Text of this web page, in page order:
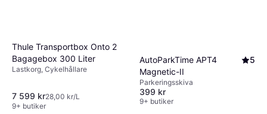
Motul MC Care C2+ Chain
Lube Road
Bilvård & Rengöring
118 kr294,00 kr/L
9+ butiker
Thule Transportbox Onto 2
Bagagebox 300 Liter
Lastkorg, Cykelhållare
7 599 kr28,00 kr/L
9+ butiker
AutoParkTime APT4
Magnetic-II
5
Parkeringsskiva
399 kr
9+ butiker